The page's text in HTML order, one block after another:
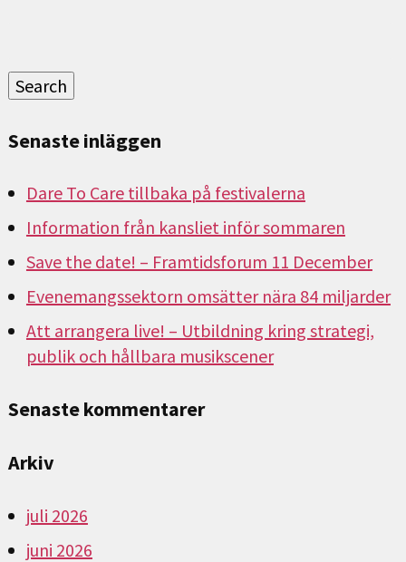
Search
Senaste inläggen
Dare To Care tillbaka på festivalerna
Information från kansliet inför sommaren
Save the date! – Framtidsforum 11 December
Evenemangssektorn omsätter nära 84 miljarder
Att arrangera live! – Utbildning kring strategi,
publik och hållbara musikscener
Senaste kommentarer
Arkiv
juli 2026
juni 2026